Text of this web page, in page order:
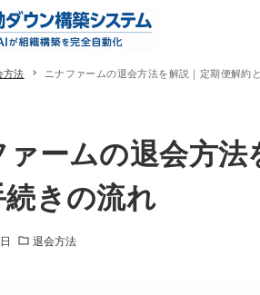
方法 ニナファームの退会方法を解説｜定期便解約
ームの退会方
きの流れ
退会方法